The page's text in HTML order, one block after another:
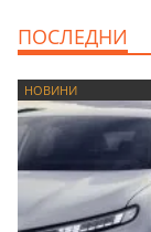
ПОСЛЕДНИ
НОВИНИ